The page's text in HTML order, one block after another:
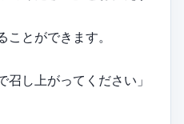
とができます。
し上がってください」